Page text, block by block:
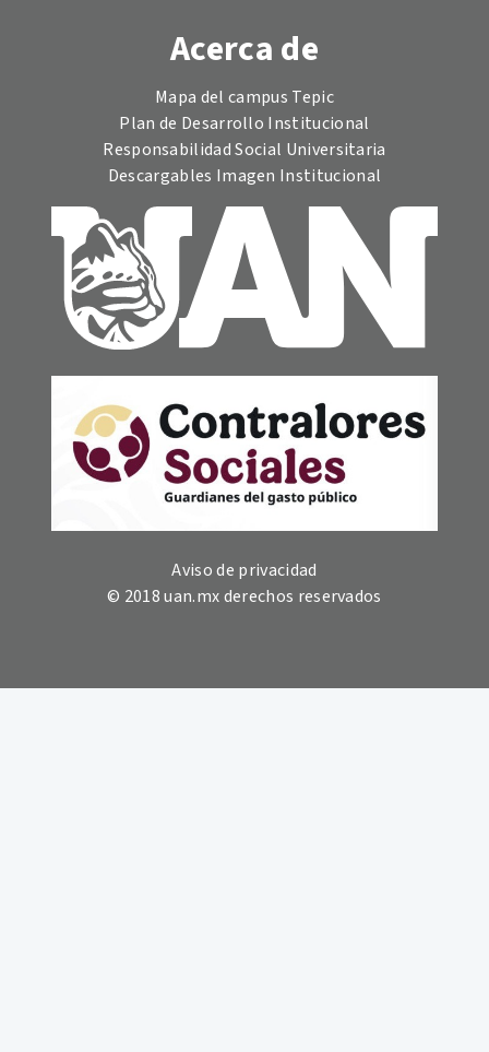
Acerca de
Mapa del campus Tepic
Plan de Desarrollo Institucional
Responsabilidad Social Universitaria
Descargables Imagen Institucional
Aviso de privacidad
© 2018 uan.mx derechos reservados